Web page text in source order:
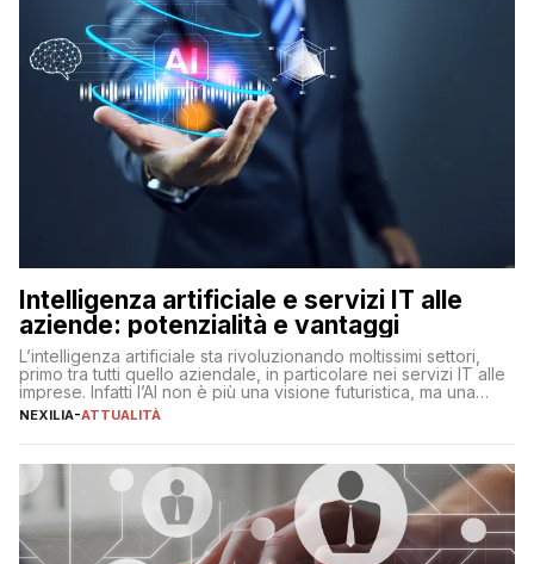
Intelligenza artificiale e servizi IT alle
aziende: potenzialità e vantaggi
L’intelligenza artificiale sta rivoluzionando moltissimi settori,
primo tra tutti quello aziendale, in particolare nei servizi IT alle
imprese. Infatti l’AI non è più una visione futuristica, ma una
realtà operativa che sta portando a un cambio significativo in
operazioni, bensì comporta […]
NEXILIA-ATTUALITÀ